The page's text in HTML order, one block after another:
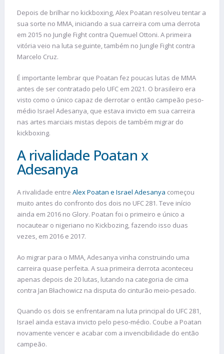
Depois de brilhar no kickboxing, Alex Poatan resolveu tentar a
sua sorte no MMA, iniciando a sua carreira com uma derrota
em 2015 no Jungle Fight contra Quemuel Ottoni. A primeira
vitória veio na luta seguinte, também no Jungle Fight contra
Marcelo Cruz.
É importante lembrar que Poatan fez poucas lutas de MMA
antes de ser contratado pelo UFC em 2021. O brasileiro era
visto como o único capaz de derrotar o então campeão peso-
médio Israel Adesanya, que estava invicto em sua carreira
nas artes marciais mistas depois de também migrar do
kickboxing.
A rivalidade Poatan x
Adesanya
A rivalidade entre Alex Poatan e Israel Adesanya começou
muito antes do confronto dos dois no UFC 281. Teve início
ainda em 2016 no Glory. Poatan foi o primeiro e único a
nocautear o nigeriano no Kickbozing, fazendo isso duas
vezes, em 2016 e 2017.
Ao migrar para o MMA, Adesanya vinha construindo uma
carreira quase perfeita. A sua primeira derrota aconteceu
apenas depois de 20 lutas, lutando na categoria de cima
contra Jan Błachowicz na disputa do cinturão meio-pesado.
Quando os dois se enfrentaram na luta principal do UFC 281,
Israel ainda estava invicto pelo peso-médio. Coube a Poatan
novamente vencer e acabar com a invencibilidade do então
campeão.